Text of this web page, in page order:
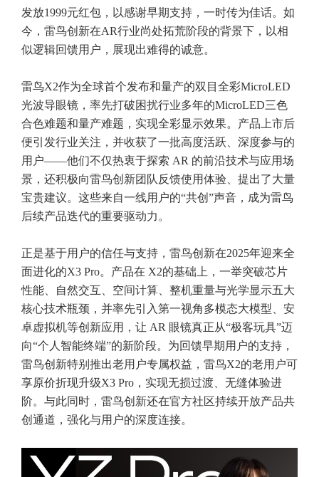
发放1999元红包，以感谢早期支持，一时传为佳话。如
今，雷鸟创新在AR行业尚处拓荒阶段的背景下，以相
似逻辑回馈用户，展现出难得的诚意。
雷鸟X2作为全球首个发布和量产的双目全彩MicroLED
光波导眼镜，率先打破困扰行业多年的MicroLED三色
合色难题和量产难题，实现全彩显示效果。产品上市后
便引发行业关注，并收获了一批高度活跃、深度参与的
用户——他们不仅热衷于探索 AR 的前沿技术与应用场
景，还积极向雷鸟创新团队反馈使用体验、提出了大量
宝贵建议。这些来自一线用户的“共创”声音，成为雷鸟
后续产品迭代的重要驱动力。
正是基于用户的信任与支持，雷鸟创新在2025年迎来全
面进化的X3 Pro。产品在 X2的基础上，一举突破芯片
性能、自然交互、空间计算、整机重量与光学显示五大
核心技术瓶颈，并率先引入第一视角多模态大模型、安
卓虚拟机等创新应用，让 AR 眼镜真正从“极客玩具”迈
向“个人智能终端”的新阶段。为回馈早期用户的支持，
雷鸟创新特别推出老用户专属权益，雷鸟X2的老用户可
享原价折现升级X3 Pro，实现无损过渡、无缝体验进
阶。与此同时，雷鸟创新还在官方社区持续开放产品共
创通道，强化与用户的深度连接。